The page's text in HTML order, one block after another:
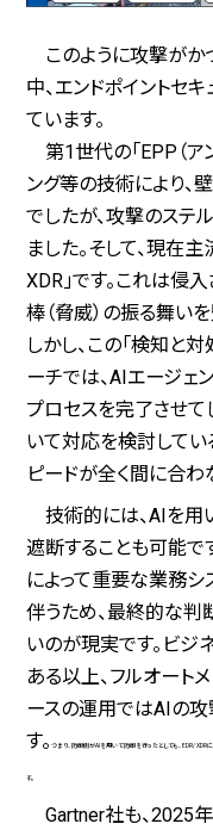
このように攻撃がか
中、エンドポイントセ
ています。
第1世代の「EPP（ア
ング等の技術により、
でしたが、攻撃のステ
ました。そして、現在
XDR」です。これは侵
棒（脅威）の振る舞い
しかし、この「検知と
ーチでは、AIエージェ
プロセスを完了させて
いて対応を検討して
ピードが全く間に合わ
技術的には、AIを用
遮断することも可能で
によって重要な業務シ
伴うため、最終的な
いのが現実です。ビジ
ある以上、フルオート
ースの運用ではAIの攻
す。つま り、防御側がAIを用いて防御を行ったとしても、EDR/ XDR
す。
Gartner社も、2025